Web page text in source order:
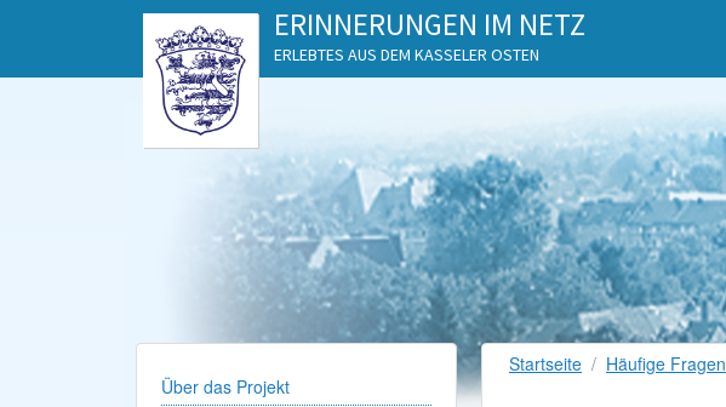
ERINNERUNGEN IM NETZ
ERLEBTES AUS DEM KASSELER OSTEN
Startseite Häufige Fragen
Über das Projekt